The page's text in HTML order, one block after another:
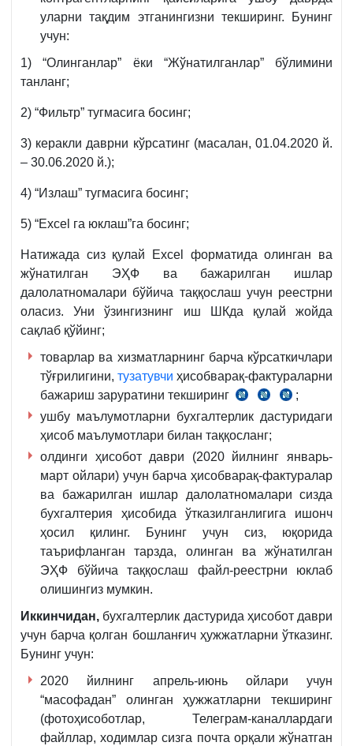
уларни тақдим этганингизни текширинг. Бунинг
учун:
1) “Олинганлар” ёки “Жўнатилганлар” бўлимини
танланг;
2) “Фильтр” тугмасига босинг;
3) керакли даврни кўрсатинг (масалан, 01.04.2020 й.
– 30.06.2020 й.);
4) “Излаш” тугмасига босинг;
5) “Excel га юклаш”га босинг;
Натижада сиз қулай Excel форматида олинган ва
жўнатилган ЭҲФ ва бажарилган ишлар
далолатномалари бўйича таққослаш учун реестрни
оласиз. Уни ўзингизнинг иш ШКда қулай жойда
сақлаб қўйинг;
товарлар ва хизматларнинг барча кўрсаткичлари
тўғрилигини, тузатувчи ҳисобварақ-фактураларни
бажариш заруратини текширинг
СК
47-
м.
4-
қ.
СК
257-
м.
СК
269-
;
ушбу маълумотларни бухгалтерлик дастуридаги
ҳисоб маълумотлари билан таққосланг;
олдинги ҳисобот даври (2020 йилнинг январь-
март ойлари) учун барча ҳисобварақ-фактуралар
ва бажарилган ишлар далолатномалари сизда
бухгалтерия ҳисобида ўтказилганлигига ишонч
ҳосил қилинг. Бунинг учун сиз, юқорида
таърифланган тарзда, олинган ва жўнатилган
ЭҲФ бўйича таққослаш файл-реестрни юклаб
олишингиз мумкин.
Иккинчидан, бухгалтерлик дастурида ҳисобот даври
учун барча қолган бошланғич ҳужжатларни ўтказинг.
Бунинг учун:
2020 йилнинг апрель-июнь ойлари учун
“масофадан” олинган ҳужжатларни текширинг
(фотоҳисоботлар, Телеграм-каналлардаги
файллар, ходимлар сизга почта орқали жўнатган